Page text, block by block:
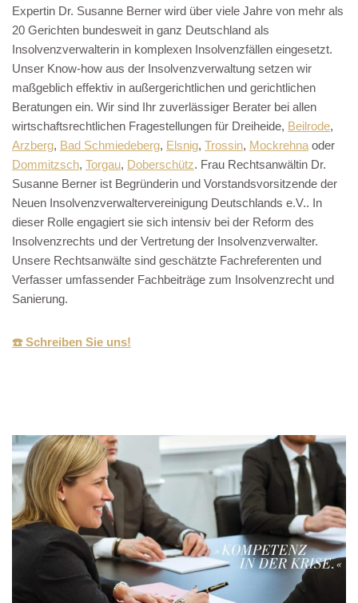
Expertin Dr. Susanne Berner wird über viele Jahre von mehr als
20 Gerichten bundesweit in ganz Deutschland als
Insolvenzverwalterin in komplexen Insolvenzfällen eingesetzt.
Unser Know-how aus der Insolvenzverwaltung setzen wir
maßgeblich effektiv in außergerichtlichen und gerichtlichen
Beratungen ein. Wir sind Ihr zuverlässiger Berater bei allen
wirtschaftsrechtlichen Fragestellungen für Dreiheide, Beilrode,
Arzberg, Bad Schmiedeberg, Elsnig, Trossin, Mockrehna oder
Dommitzsch, Torgau, Doberschütz. Frau Rechtsanwältin Dr.
Susanne Berner ist Begründerin und Vorstandsvorsitzende der
Neuen Insolvenzverwaltervereinigung Deutschlands e.V.. In
dieser Rolle engagiert sie sich intensiv bei der Reform des
Insolvenzrechts und der Vertretung der Insolvenzverwalter.
Unsere Rechtsanwälte sind geschätzte Fachreferenten und
Verfasser umfassender Fachbeiträge zum Insolvenzrecht und
Sanierung.
☎️ Schreiben Sie uns!